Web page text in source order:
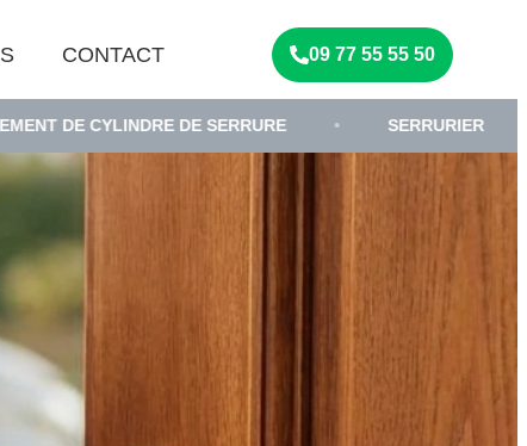
CONTACT 09 77 55 55 50
DE SERRURE • SERRURIER •